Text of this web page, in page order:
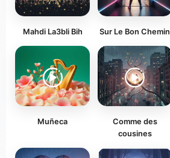
Mahdi La3bli Bih Sur Le Bon Chemin
Muñeca
Comme des
cousines